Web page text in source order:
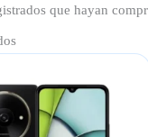
que hayan